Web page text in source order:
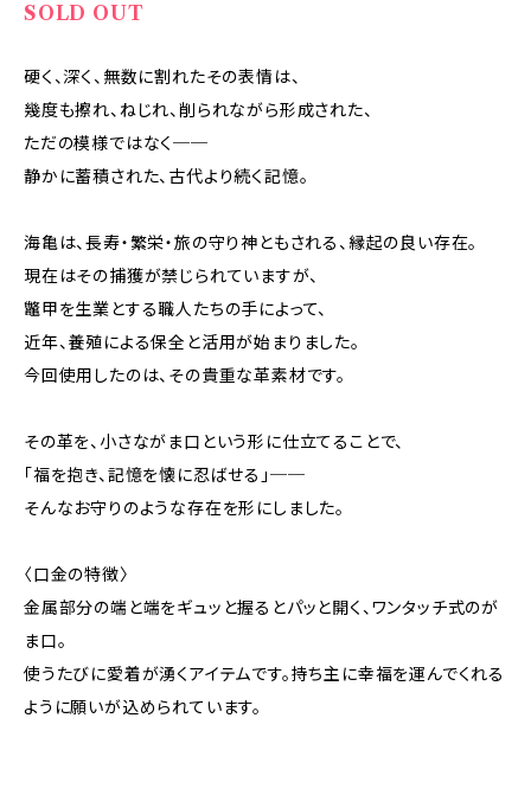
SOLD OUT
硬く、深く、無数に割れたその表情は、
幾度も擦れ、ねじれ、削られながら形成された、
ただの模様ではなく──
静かに蓄積された、古代より続く記憶。
海亀は、長寿・繁栄・旅の守り神ともされる、縁起の良い存在。
現在はその捕獲が禁じられていますが、
鼈甲を生業とする職人たちの手によって、
近年、養殖による保全と活用が始まりました。
今回使用したのは、その貴重な革素材です。
その革を、小さながま口という形に仕立てることで、
「福を抱き、記憶を懐に忍ばせる」──
そんなお守りのような存在を形にしました。
〈口金の特徴〉
金属部分の端と端をギュッと握るとパッと開く、ワンタッチ式のが
ま口。
使うたびに愛着が湧くアイテムです。持ち主に幸福を運んでくれる
ように願いが込められています。